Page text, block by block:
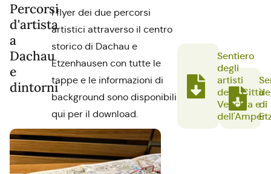
Percorsi
d'artista
a
Dachau
e
dintorni
I flyer dei due percorsi
artistici attraverso il centro
storico di Dachau e
Etzenhausen con tutte le
tappe e le informazioni di
background sono disponibili
qui per il download.
Sentiero
degli
artisti
della Città
Vecchia e
dell'Amper
di